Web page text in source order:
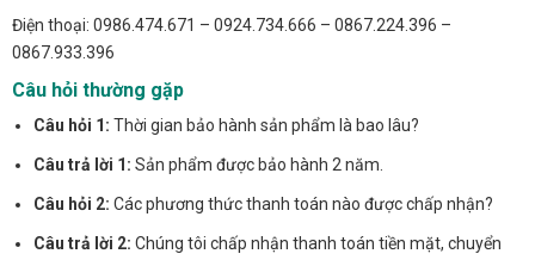
Điện thoại: 0986.474.671 – 0924.734.666 – 0867.224.396 –
0867.933.396
Câu hỏi thường gặp
Câu hỏi 1: Thời gian bảo hành sản phẩm là bao lâu?
Câu trả lời 1: Sản phẩm được bảo hành 2 năm.
Câu hỏi 2: Các phương thức thanh toán nào được chấp nhận?
Câu trả lời 2: Chúng tôi chấp nhận thanh toán tiền mặt, chuyển